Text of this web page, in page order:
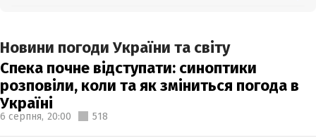
Новини погоди України та світу
Спека почне відступати: синоптики
розповіли, коли та як зміниться погода в
Україні
6 серпня, 20:00 518